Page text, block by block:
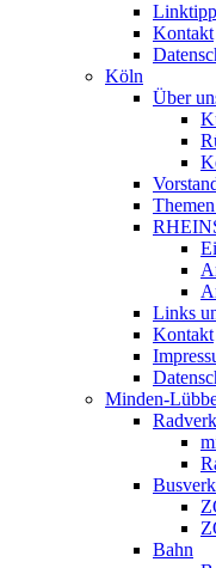
Kontakt
Köln
Über
Links
Kontakt
Minden-
Bahn